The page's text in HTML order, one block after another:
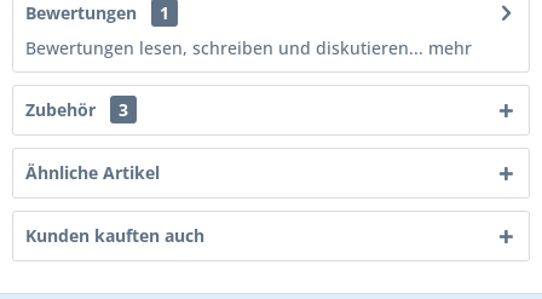
Bewertungen
1
Bewertungen lesen, schreiben und diskutieren... mehr
Zubehör 3
Ähnliche Artikel
Kunden kauften auch